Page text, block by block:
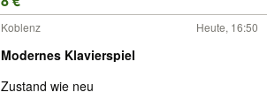
Koblenz Heute, 16:50
Modernes Klavierspiel
Zustand wie neu